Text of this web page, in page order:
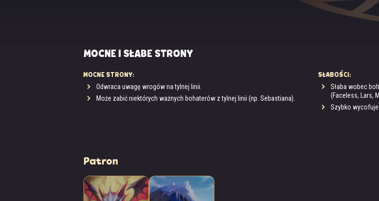
MOCNE I SŁABE STRONY
MOCNE STRONY:
Odwraca uwagę wrogów na tylnej linii.
Może zabić niektórych ważnych bohaterów z tylnej linii (np. Sebastiana).
SŁABOŚCI:
Słaba wobec
(Faceless, Lars,
Szybko wycofuje
Patron